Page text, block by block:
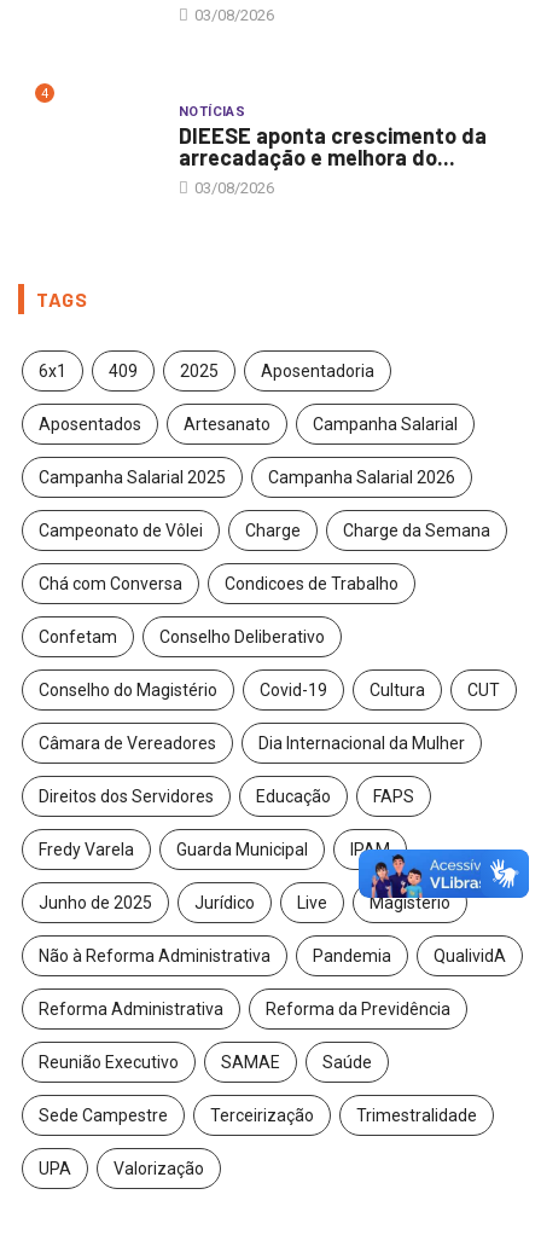
03/08/2026
4
NOTÍCIAS
DIEESE aponta crescimento da
arrecadação e melhora do...
03/08/2026
TAGS
6x1 409 2025 Aposentadoria
Aposentados Artesanato Campanha Salarial
Campanha Salarial 2025 Campanha Salarial 2026
Campeonato de Vôlei Charge Charge da Semana
Chá com Conversa Condicoes de Trabalho
Confetam Conselho Deliberativo
Conselho do Magistério Covid-19 Cultura CUT
Câmara de Vereadores Dia Internacional da Mulher
Direitos dos Servidores Educação FAPS
Fredy Varela Guarda Municipal IPAM
Junho de 2025 Jurídico Live Magistério
Não à Reforma Administrativa Pandemia QualividA
Reforma Administrativa Reforma da Previdência
Reunião Executivo SAMAE Saúde
Sede Campestre Terceirização Trimestralidade
UPA Valorização